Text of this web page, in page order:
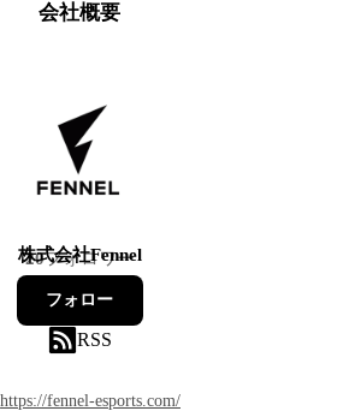
会社概要
株式会社Fennel
20フォロワー
フォロー
RSS
https://fennel-esports.com/